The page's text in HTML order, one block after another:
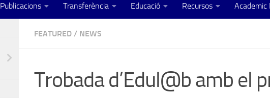
Publicacions Transferència Educació Recursos Academic
FEATURED / NEWS
Trobada d’Edul@b amb el